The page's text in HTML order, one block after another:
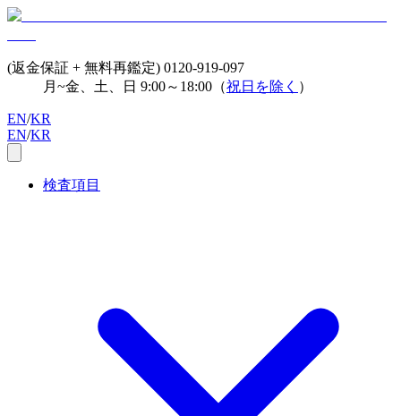
(返金保証 + 無料再鑑定) 0120-919-097
月~金、土、日 9:00～18:00（祝日を除く ）
EN/KR
EN/KR
検査項目